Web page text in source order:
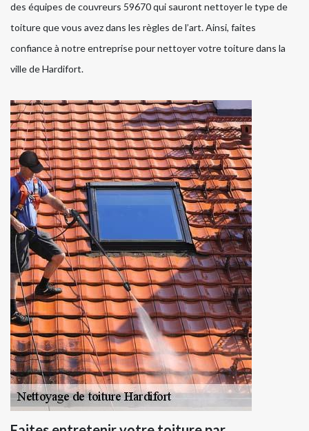
des équipes de couvreurs 59670 qui sauront nettoyer le type de
toiture que vous avez dans les règles de l’art. Ainsi, faites
confiance à notre entreprise pour nettoyer votre toiture dans la
ville de Hardifort.